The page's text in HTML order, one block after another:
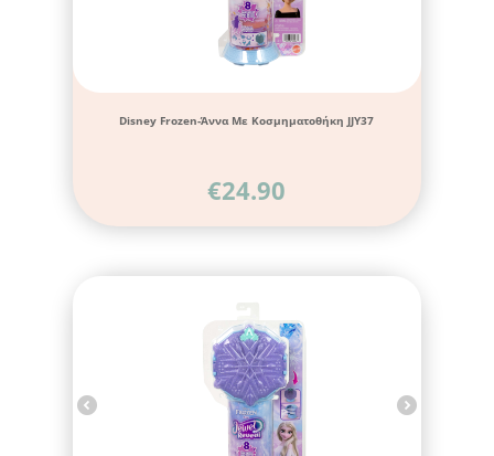
Disney Frozen-Άννα Με Κοσμηματοθήκη JJY37
€24.90